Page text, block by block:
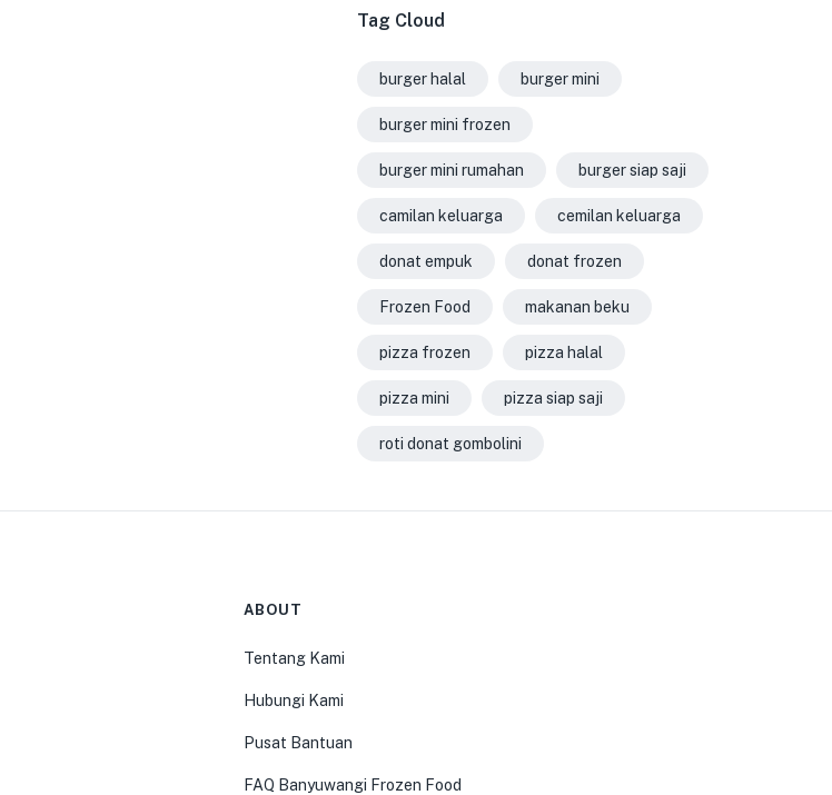
Tag Cloud
burger halal burger mini
burger mini frozen
burger mini rumahan burger siap saji
camilan keluarga cemilan keluarga
donat empuk donat frozen
Frozen Food makanan beku
pizza frozen pizza halal
pizza mini pizza siap saji
roti donat gombolini
ABOUT
Tentang Kami
Hubungi Kami
Pusat Bantuan
FAQ Banyuwangi Frozen Food